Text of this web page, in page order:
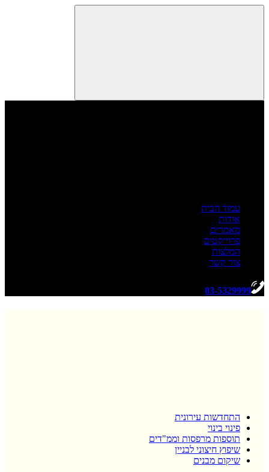
עמוד הבית
אודות
מאמרים
פרוייקטים
המלצות
צור קשר
03-5329999
התחדשות עירונית
פינוי בינוי
תוספות מרפסות וממ"דים
שיפוץ חיצוני לבניין
שיקום מבנים